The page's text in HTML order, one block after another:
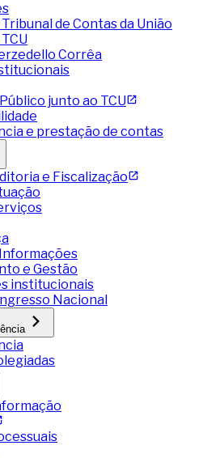
de Contas da União
Corrêa
junto ao TCU
e prestação de contas
e Fiscalização
e Gestão
institucionais
Nacional